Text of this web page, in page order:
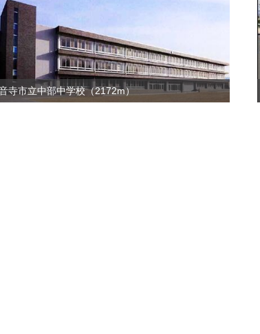
寺市立中部中学校（2172m）